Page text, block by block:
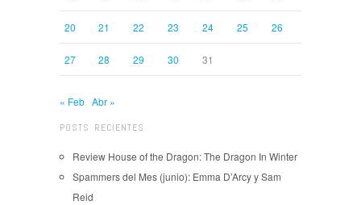
20 21 22 23 24 25 26
27 28 29 30 31
« Feb Abr »
POSTS RECIENTES
Review House of the Dragon: The Dragon In Winter
Spammers del Mes (junio): Emma D’Arcy y Sam
Reid